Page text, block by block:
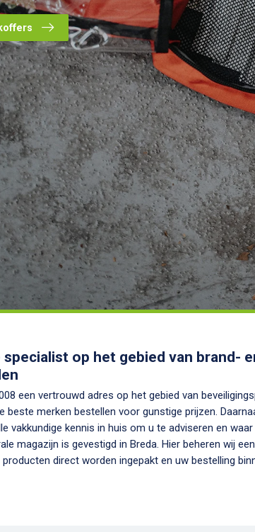
op het gebied van brand-
een vertrouwd adres op het gebied van
beste merken bestellen voor gunstige prijzen.
vakkundige kennis in huis om u te adviseren en
magazijn is gevestigd in Breda. Hier beheren wij
direct worden ingepakt en uw bestelling